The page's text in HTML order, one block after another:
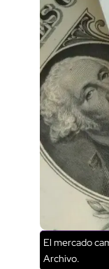
El mercado
Archivo.